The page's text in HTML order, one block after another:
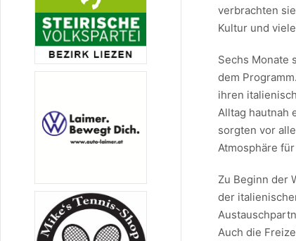
verbrachten
Kultur und
Sechs Monate
dem
ihren
Alltag hautnah
sorgten vor
Atmosphäre
Zu Beginn der
der
Auch die